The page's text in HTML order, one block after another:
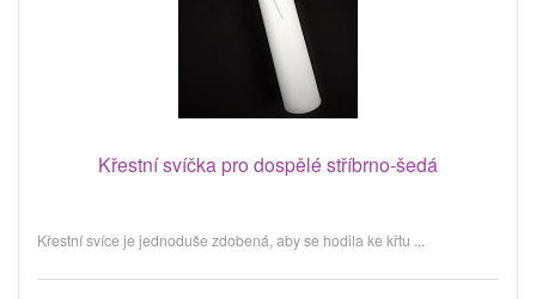
Křestní svíčka pro dospělé stříbrno-šedá
Křestní svíce je jednoduše zdobená, aby se hodila ke křtu ...